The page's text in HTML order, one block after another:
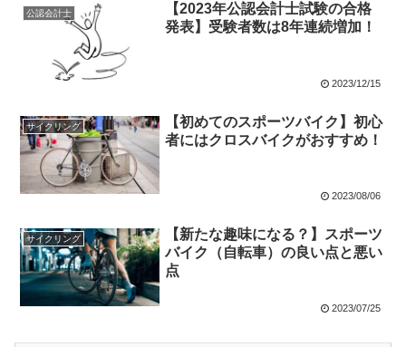
公認会計士
【2023年公認会計士試験の合格
発表】受験者数は8年連続増加！
2023/12/15
サイクリング
【初めてのスポーツバイク】初心
者にはクロスバイクがおすすめ！
2023/08/06
サイクリング
【新たな趣味になる？】スポーツ
バイク（自転車）の良い点と悪い
点
2023/07/25